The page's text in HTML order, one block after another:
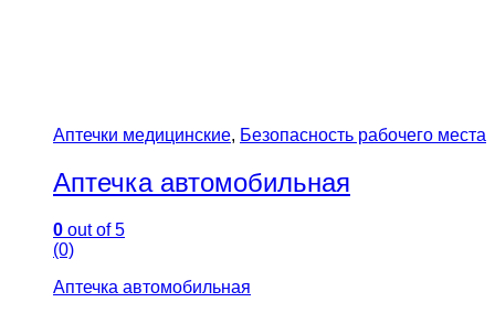
Аптечки медицинские, Безопасность рабочего места
Аптечка автомобильная
0 out of 5
(0)
Аптечка автомобильная